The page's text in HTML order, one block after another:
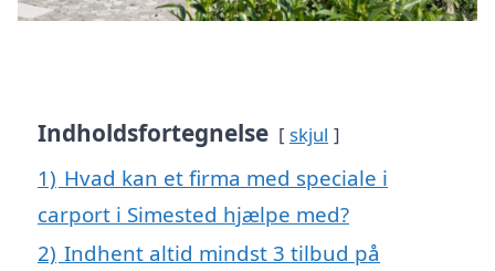
Indholdsfortegnelse skjul
1) Hvad kan et firma med speciale i
carport i Simested hjælpe med?
2) Indhent altid mindst 3 tilbud på